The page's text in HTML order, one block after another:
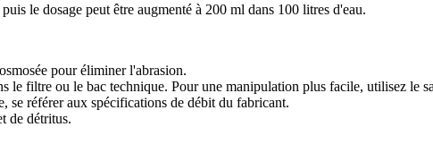
le dosage peut être augmenté à 200 ml dans 100 litres d'eau.
pour éliminer l'abrasion.
le filtre ou le bac technique. Pour une manipulation plus facile, utilisez le
se référer aux spécifications de débit du fabricant.
de détritus.